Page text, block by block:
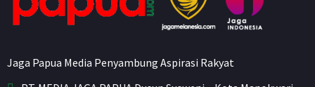
Jaga Papua Media Penyambung Aspirasi Rakyat